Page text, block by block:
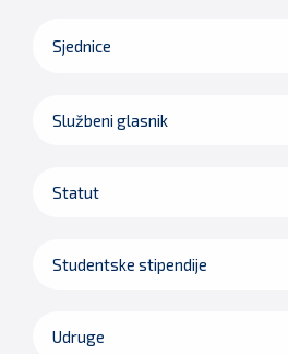
Sjednice
Službeni glasnik
Statut
Studentske stipendije
Udruge